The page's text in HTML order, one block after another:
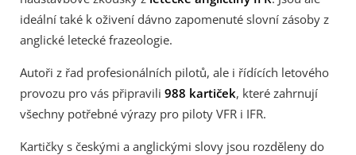
ideální také k oživení dávno zapomenuté slovní zásoby z
anglické letecké frazeologie.
Autoři z řad profesionálních pilotů, ale i řídících letového
provozu pro vás připravili 988 kartiček, které zahrnují
všechny potřebné výrazy pro piloty VFR i IFR.
Kartičky s českými a anglickými slovy jsou rozděleny do